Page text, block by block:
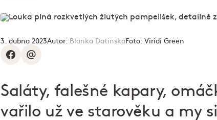
3. dubna 2023Autor: Blanka DatinskáFoto: Viridi Green
Saláty, falešné kapary,
vařilo už ve starověku a my